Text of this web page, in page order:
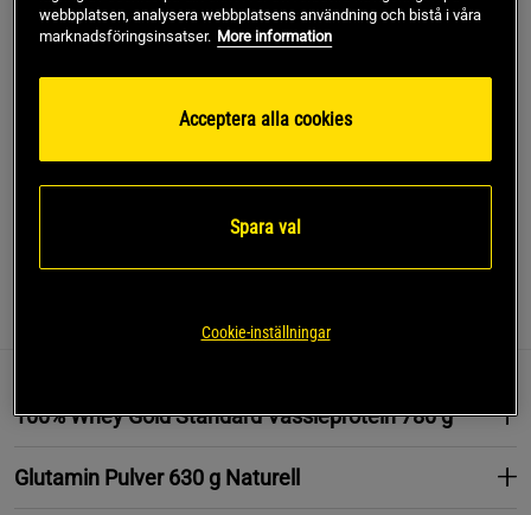
Lägg i varukorgen
SKU #SETOPTIMUMWHEYGLUTAMINE
Recensioner Näring & Ingredienser
100% Whey Gold Standard Vassleprotein 780 g
Glutamin Pulver 630 g Naturell
webbplatsen, analysera webbplatsens användning och bistå i våra
marknadsföringsinsatser. More information
Acceptera alla cookies
Spara val
Cookie-inställningar